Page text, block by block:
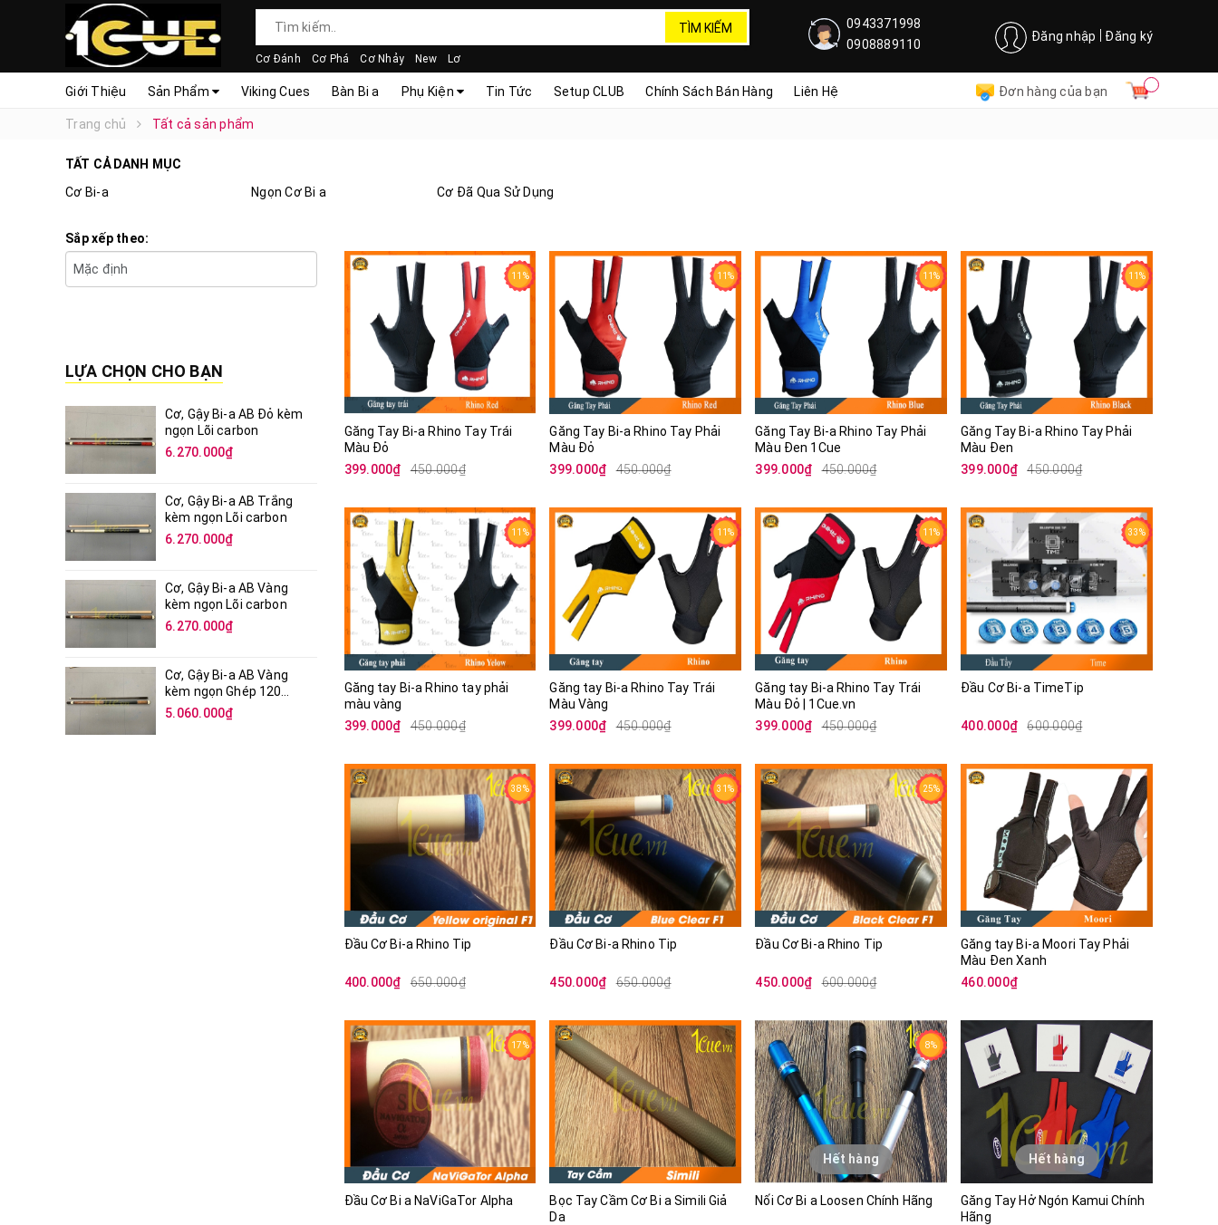
TÌM KIẾM
Cơ Đánh Cơ Phá Cơ Nhảy New Lơ
Đăng nhập Đăng ký
0943371998
0908889110
Giới Thiệu Sản Phẩm Viking Cues Bàn Bi a Phụ Kiện Tin Tức Setup CLUB Chính Sách Bán Hàng Liên Hệ Đơn hàng của bạn
Trang chủ Tất cả sản phẩm
TẤT CẢ DANH MỤC
Cơ Bi-a
Ngọn Cơ Bi a Cơ Đã Qua Sử Dụng
Sắp xếp theo:
LỰA CHỌN CHO BẠN
Cơ, Gậy Bi-a AB Đỏ kèm
ngọn Lõi carbon
6.270.000₫
Cơ, Gậy Bi-a AB Trắng
kèm ngọn Lõi carbon
6.270.000₫
Cơ, Gậy Bi-a AB Vàng
kèm ngọn Lõi carbon
6.270.000₫
Cơ, Gậy Bi-a AB Vàng
kèm ngọn Ghép 120
mảnh
5.060.000₫
11%
Găng Tay Bi-a Rhino Tay Trái
Màu Đỏ
399.000₫
450.000₫
11%
Găng Tay Bi-a Rhino Tay Phải
Màu Đỏ
399.000₫
450.000₫
11%
Găng Tay Bi-a Rhino Tay Phải
Màu Đen 1Cue
399.000₫
450.000₫
11%
Găng Tay Bi-a Rhino Tay Phải
Màu Đen
399.000₫
450.000₫
11%
Găng tay Bi-a Rhino tay phải
màu vàng
399.000₫
450.000₫
11%
Găng tay Bi-a Rhino Tay Trái
Màu Vàng
399.000₫
450.000₫
11%
Găng tay Bi-a Rhino Tay Trái
Màu Đỏ | 1Cue.vn
399.000₫
450.000₫
33%
Đầu Cơ Bi-a TimeTip
400.000₫ 600.000₫
38%
Đầu Cơ Bi-a Rhino Tip
400.000₫ 650.000₫
31%
Đầu Cơ Bi-a Rhino Tip
450.000₫ 650.000₫
25%
Đầu Cơ Bi-a Rhino Tip
450.000₫ 600.000₫
Găng tay Bi-a Moori Tay Phải
Màu Đen Xanh
460.000₫
17%
Đầu Cơ Bi a NaViGaTor Alpha
Bọc Tay Cầm Cơ Bi a Simili Giả
Da
8%
Hết hàng
Nối Cơ Bi a Loosen Chính Hãng
Hết hàng
Găng Tay Hở Ngón Kamui Chính
Hãng